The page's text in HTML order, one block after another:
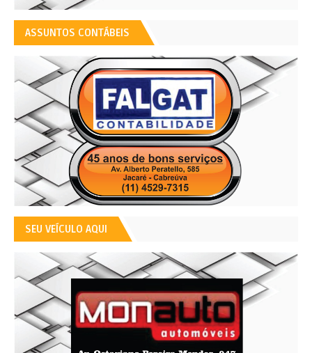
ASSUNTOS CONTÁBEIS
SEU VEÍCULO AQUI